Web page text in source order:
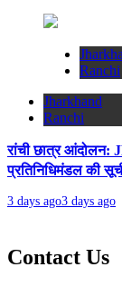
Ranchi
Jharkhand
Ranchi
रांची छात्र आंदोलन:
प्रतिनिधिमंडल की
3 days ago3 days ago
Contact Us